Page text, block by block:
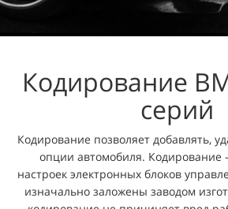
Кодирование
серий
Кодирование позволяет добавлять,
опции автомобиля. Кодирование
настроек электронных блоков
изначально заложены заводом